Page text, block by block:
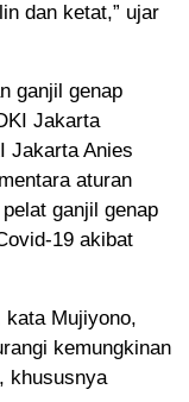
dan ketat,” ujar
ganjil genap
Jakarta
Jakarta Anies
aturan
ganjil genap
19 akibat
kata Mujiyono,
kemungkinan
khususnya